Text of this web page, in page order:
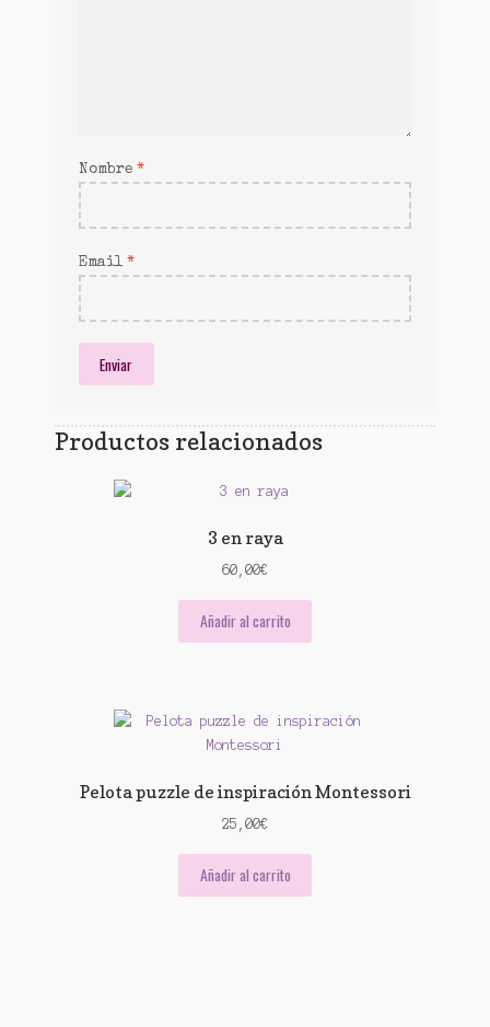
Nombre *
Email *
Productos relacionados
3 en raya
60,00€
Añadir al carrito
Pelota puzzle de inspiración Montessori
25,00€
Añadir al carrito